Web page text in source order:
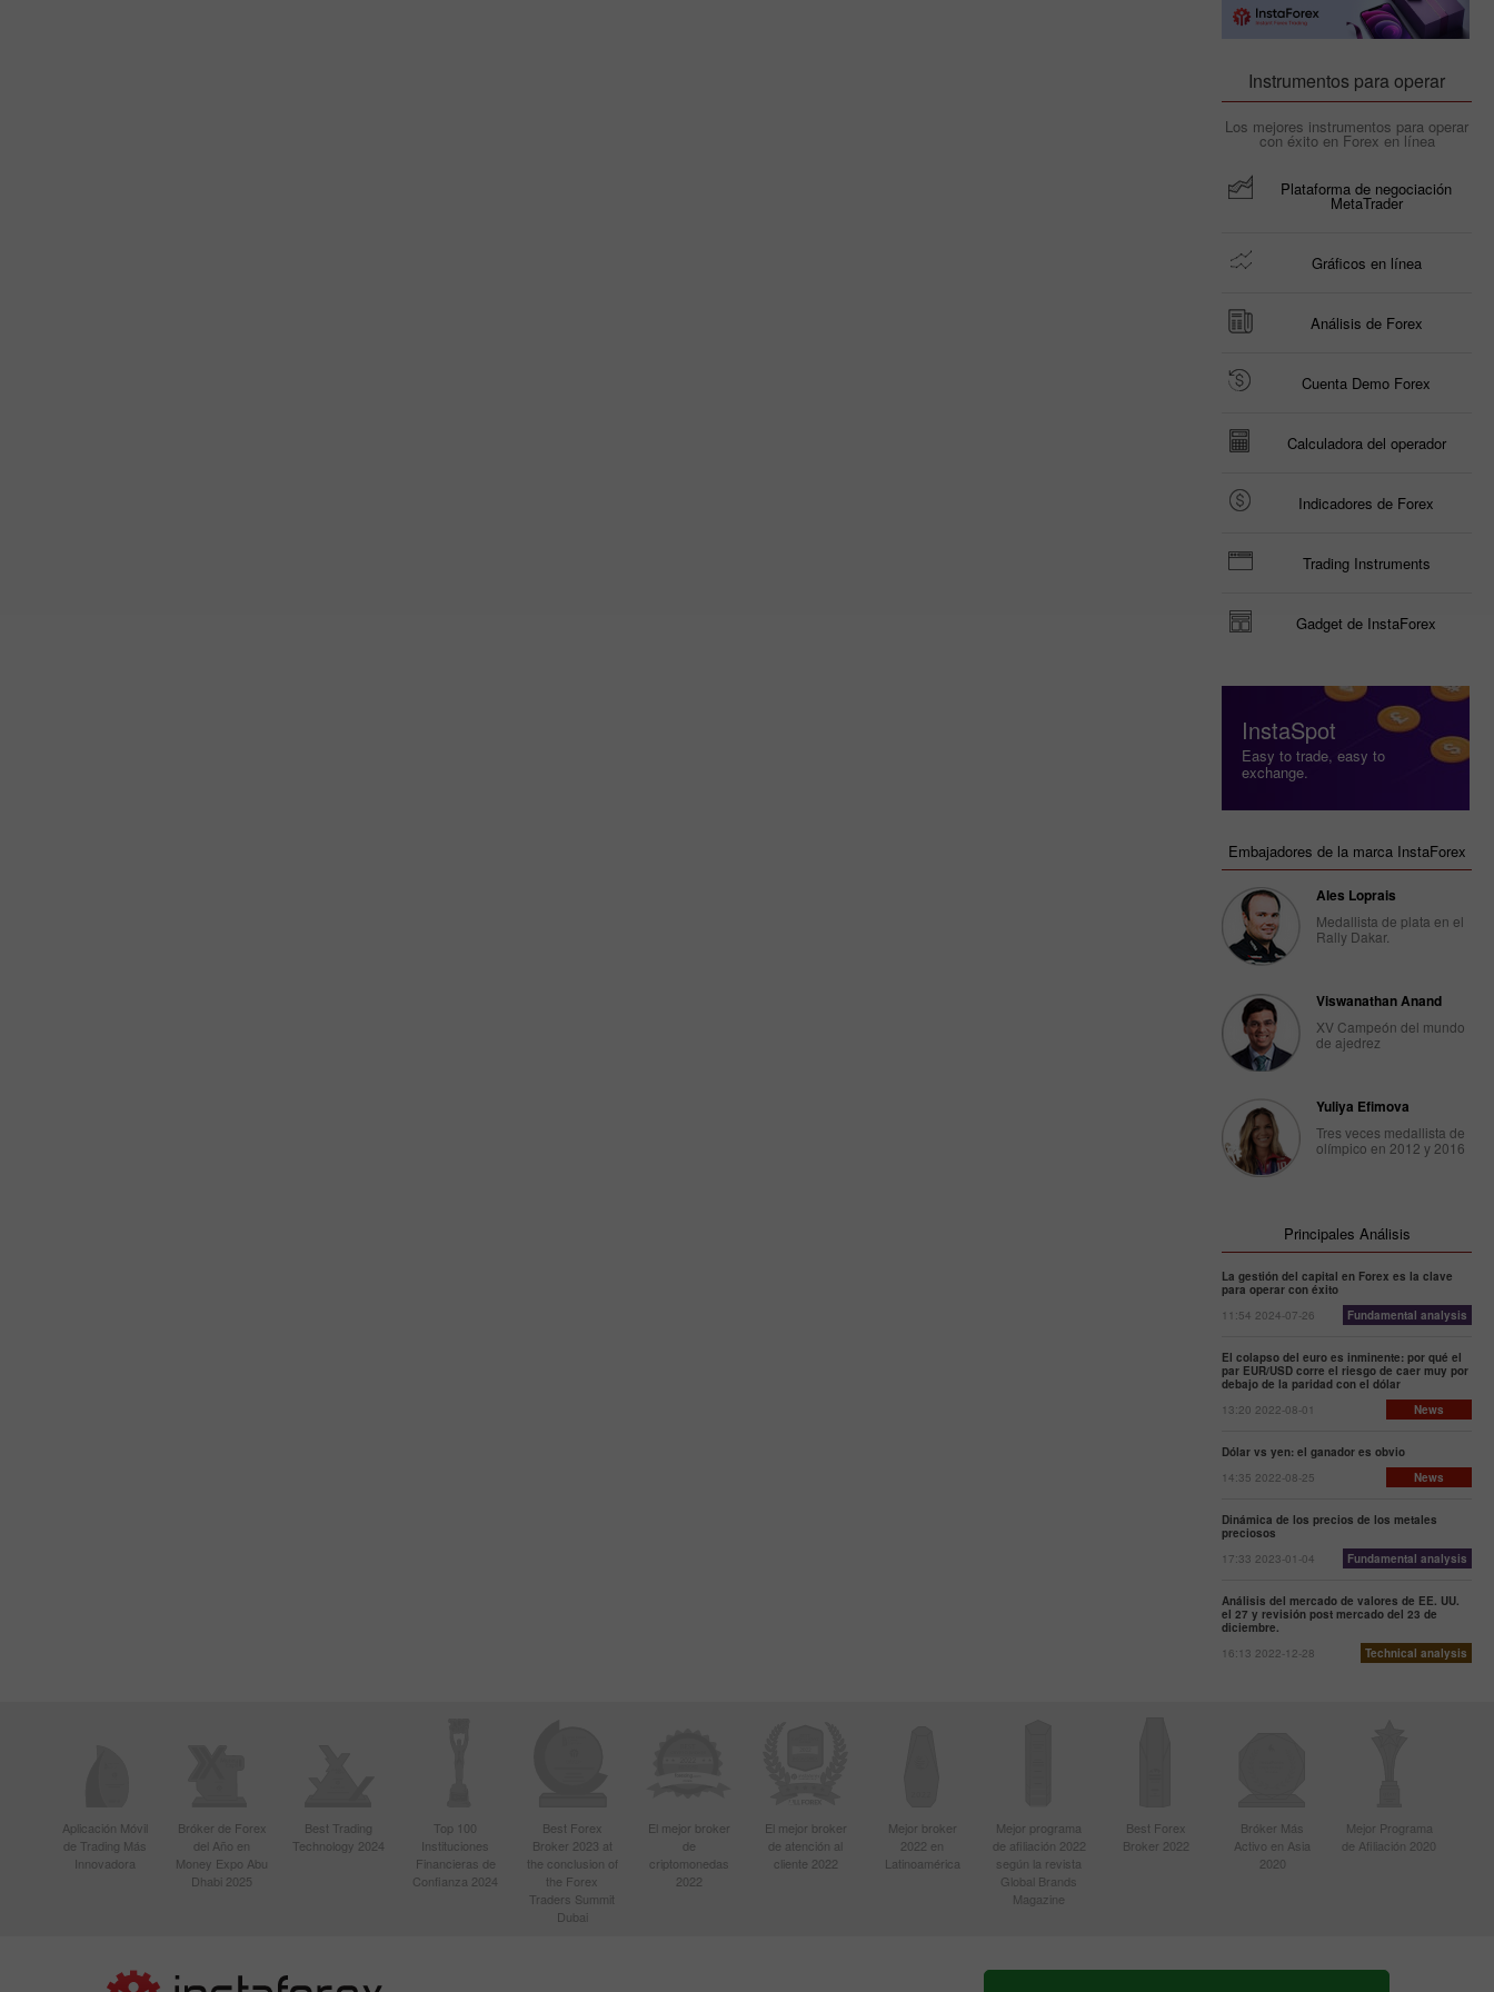
Instrumentos para operar
Los mejores instrumentos para operar
con éxito en Forex en línea
Plataforma de negociación
MetaTrader
Gráficos en línea
Análisis de Forex
Cuenta Demo Forex
Calculadora del operador
Indicadores de Forex
Trading Instruments
Gadget de InstaForex
InstaSpot
Easy to trade, easy to
exchange.
Embajadores de la marca InstaForex
Ales Loprais
Medallista de plata en el
Rally Dakar.
Viswanathan Anand
XV Campeón del mundo
de ajedrez
Yuliya Efimova
Tres veces medallista de
olímpico en 2012 y 2016
Principales Análisis
La gestión del capital en Forex es la clave
para operar con éxito
11:54 2024-07-26
Fundamental analysis
El colapso del euro es inminente: por qué el
par EUR/USD corre el riesgo de caer muy por
debajo de la paridad con el dólar
13:20 2022-08-01
News
Dólar vs yen: el ganador es obvio
14:35 2022-08-25
News
Dinámica de los precios de los metales
preciosos
17:33 2023-01-04
Fundamental analysis
Análisis del mercado de valores de EE. UU.
el 27 y revisión post mercado del 23 de
diciembre.
16:13 2022-12-28
Technical analysis
Aplicación Móvil
de Trading Más
Innovadora
Bróker de Forex
del Año en
Money Expo Abu
Dhabi 2025
Best Trading
Technology 2024
Top 100
Instituciones
Financieras de
Confianza 2024
Best Forex
Broker 2023 at
the conclusion of
the Forex
Traders Summit
Dubai
El mejor broker
de
criptomonedas
2022
El mejor broker
de atención al
cliente 2022
Mejor broker
2022 en
Latinoamérica
Mejor programa
de afiliación 2022
según la revista
Global Brands
Magazine
Best Forex
Broker 2022
Bróker Más
Activo en Asia
2020
Mejor Programa
de Afiliación 2020